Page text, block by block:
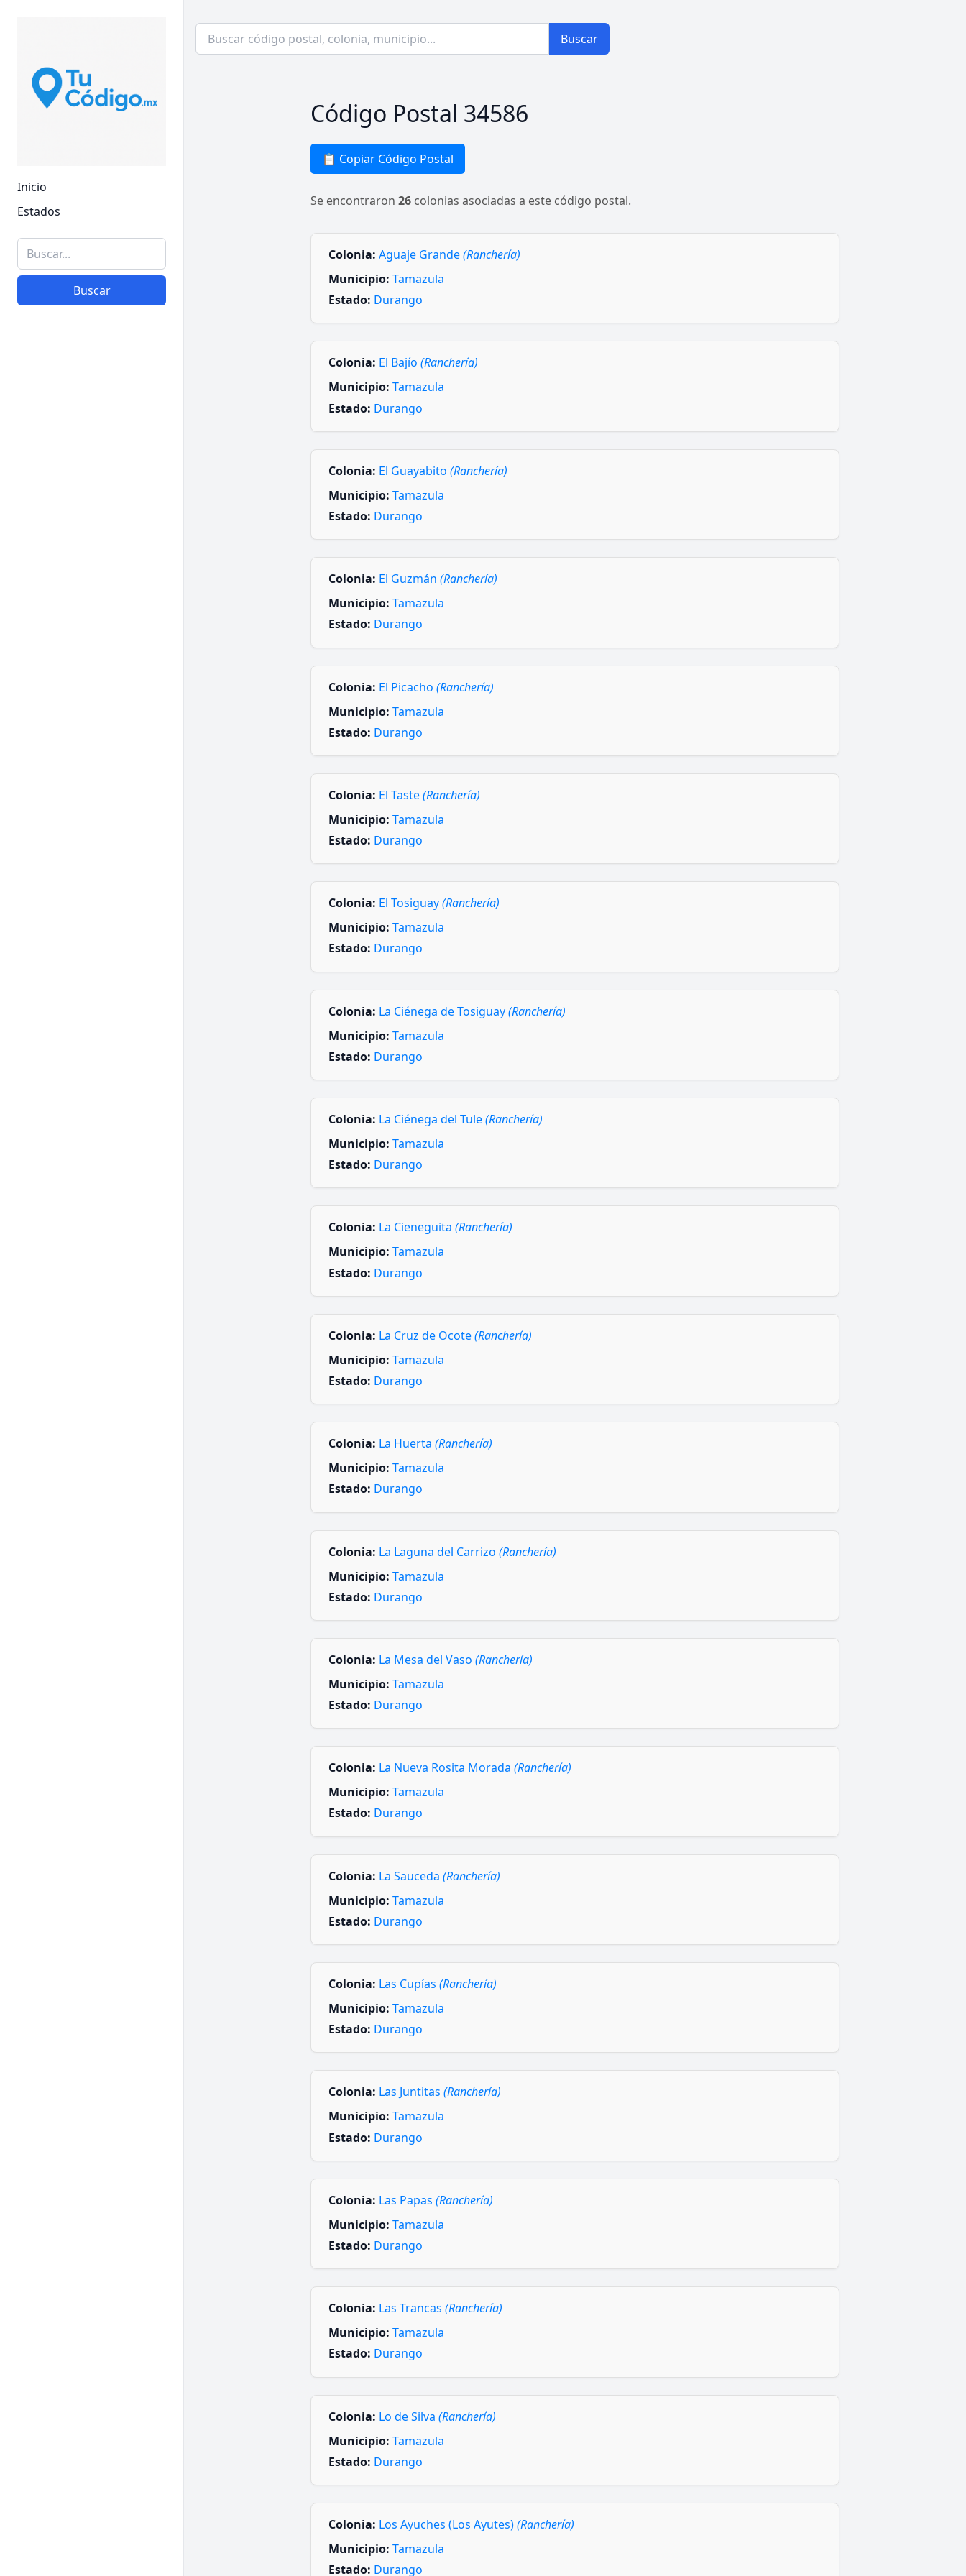
Inicio
Estados
Buscar
Buscar
Código Postal 34586
📋 Copiar Código Postal
Se encontraron 26 colonias asociadas a este código postal.
Colonia: Aguaje Grande(Ranchería)
Municipio: Tamazula
Estado: Durango
Colonia: El Bajío (Ranchería)
Municipio: Tamazula
Estado: Durango
Colonia: El Guayabito (Ranchería)
Municipio: Tamazula
Estado: Durango
Colonia: El Guzmán (Ranchería)
Municipio: Tamazula
Estado: Durango
Colonia: El Picacho (Ranchería)
Municipio: Tamazula
Estado: Durango
Colonia: El Taste(Ranchería)
Municipio: Tamazula
Estado: Durango
Colonia: El Tosiguay(Ranchería)
Municipio: Tamazula
Estado: Durango
Colonia: La Ciénega de Tosiguay(Ranchería)
Municipio: Tamazula
Estado: Durango
Colonia: La Ciénega del Tule(Ranchería)
Municipio: Tamazula
Estado: Durango
Colonia: La Cieneguita (Ranchería)
Municipio: Tamazula
Estado: Durango
Colonia: La Cruz de Ocote(Ranchería)
Municipio: Tamazula
Estado: Durango
Colonia: La Huerta (Ranchería)
Municipio: Tamazula
Estado: Durango
Colonia: La Laguna del Carrizo (Ranchería)
Municipio: Tamazula
Estado: Durango
Colonia: La Mesa del Vaso (Ranchería)
Municipio: Tamazula
Estado: Durango
Colonia: La Nueva Rosita Morada (Ranchería)
Municipio: Tamazula
Estado: Durango
Colonia: La Sauceda (Ranchería)
Municipio: Tamazula
Estado: Durango
Colonia: Las Cupías (Ranchería)
Municipio: Tamazula
Estado: Durango
Colonia: Las Juntitas (Ranchería)
Municipio: Tamazula
Estado: Durango
Colonia: Las Papas (Ranchería)
Municipio: Tamazula
Estado: Durango
Colonia: Las Trancas (Ranchería)
Municipio: Tamazula
Estado: Durango
Colonia: Lo de Silva (Ranchería)
Municipio: Tamazula
Estado: Durango
Colonia: Los Ayuches (Los Ayutes)(Ranchería)
Municipio: Tamazula
Estado: Durango